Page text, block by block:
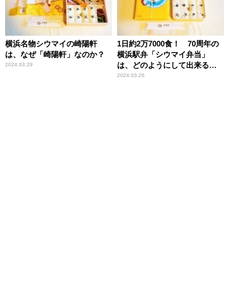
横浜名物シウマイの崎陽軒
は、なぜ「崎陽軒」なのか？
2024.03.29
1日約2万7000食！ 70周年の
横浜駅弁「シウマイ弁当」
は、どのようにして出来るの
か？
2024.03.26